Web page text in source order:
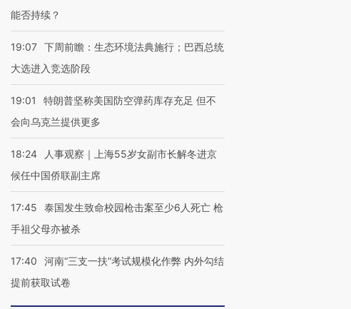
能否持续？
19:07 下周前瞻：生态环境法典施行；巴西总统
大选进入竞选阶段
19:01
特朗普坚称美国防空弹药库存充足 但不
会向乌克兰提供更多
18:24
人事观察｜上海55岁女副市长解冬进京
候任中国侨联副主席
17:45
泰国发生致命校园枪击案至少6人死亡 枪
手祖父母亦被杀
17:40
河南“三支一扶”考试规模化作弊 内外勾结
提前获取试卷